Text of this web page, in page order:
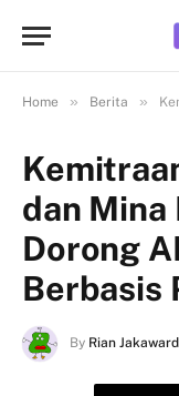
Home » Berita »
dan Mina
Dorong
Berbasis
By Rian